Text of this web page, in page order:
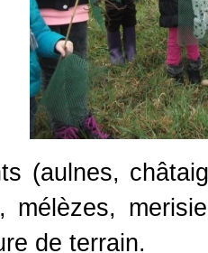
(aulnes,
mélèzes,
de terrain.